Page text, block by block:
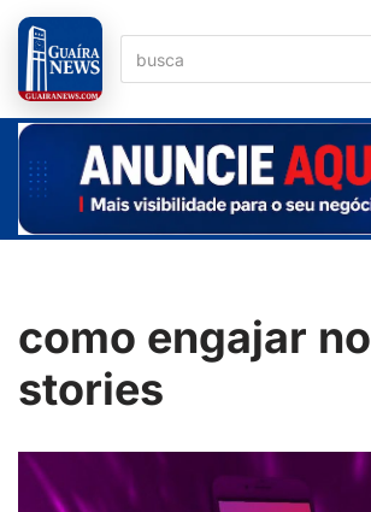
Pular
para
o
conteúdo
como engajar no
stories